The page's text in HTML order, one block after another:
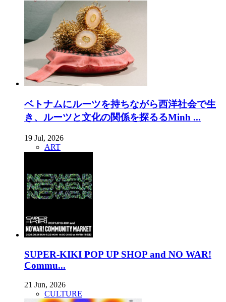
ベトナムにルーツを持ちながら西洋社会で生
き、ルーツと文化の関係を探るるMinh ...
19 Jul, 2026
ART
SUPER-KIKI POP UP SHOP and NO WAR!
Commu...
21 Jun, 2026
CULTURE